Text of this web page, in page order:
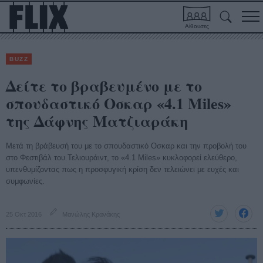
Αίθουσες
BUZZ
Δείτε το βραβευμένο με το
σπουδαστικό Οσκαρ «4.1 Miles»
της Δάφνης Ματζιαράκη
Μετά τη βράβευσή του με το σπουδαστικό Οσκαρ και την προβολή του
στο Φεστιβάλ του Τελιουράιντ, το «4.1 Miles» κυκλοφορεί ελεύθερο,
υπενθυμίζοντας πως η προσφυγική κρίση δεν τελειώνει με ευχές και
συμφωνίες.
25 Οκτ 2016 Μανώλης Κρανάκης